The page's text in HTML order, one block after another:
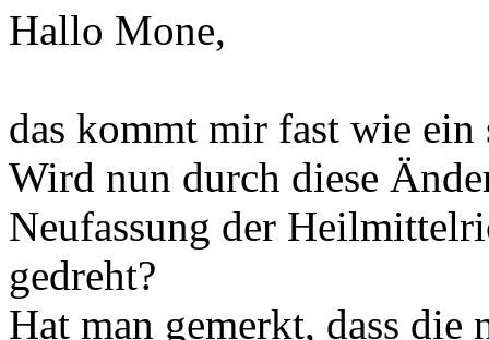
Hallo Mone,
das kommt mir fast wie
Wird nun durch diese
Neufassung der
gedreht?
Hat man gemerkt, dass